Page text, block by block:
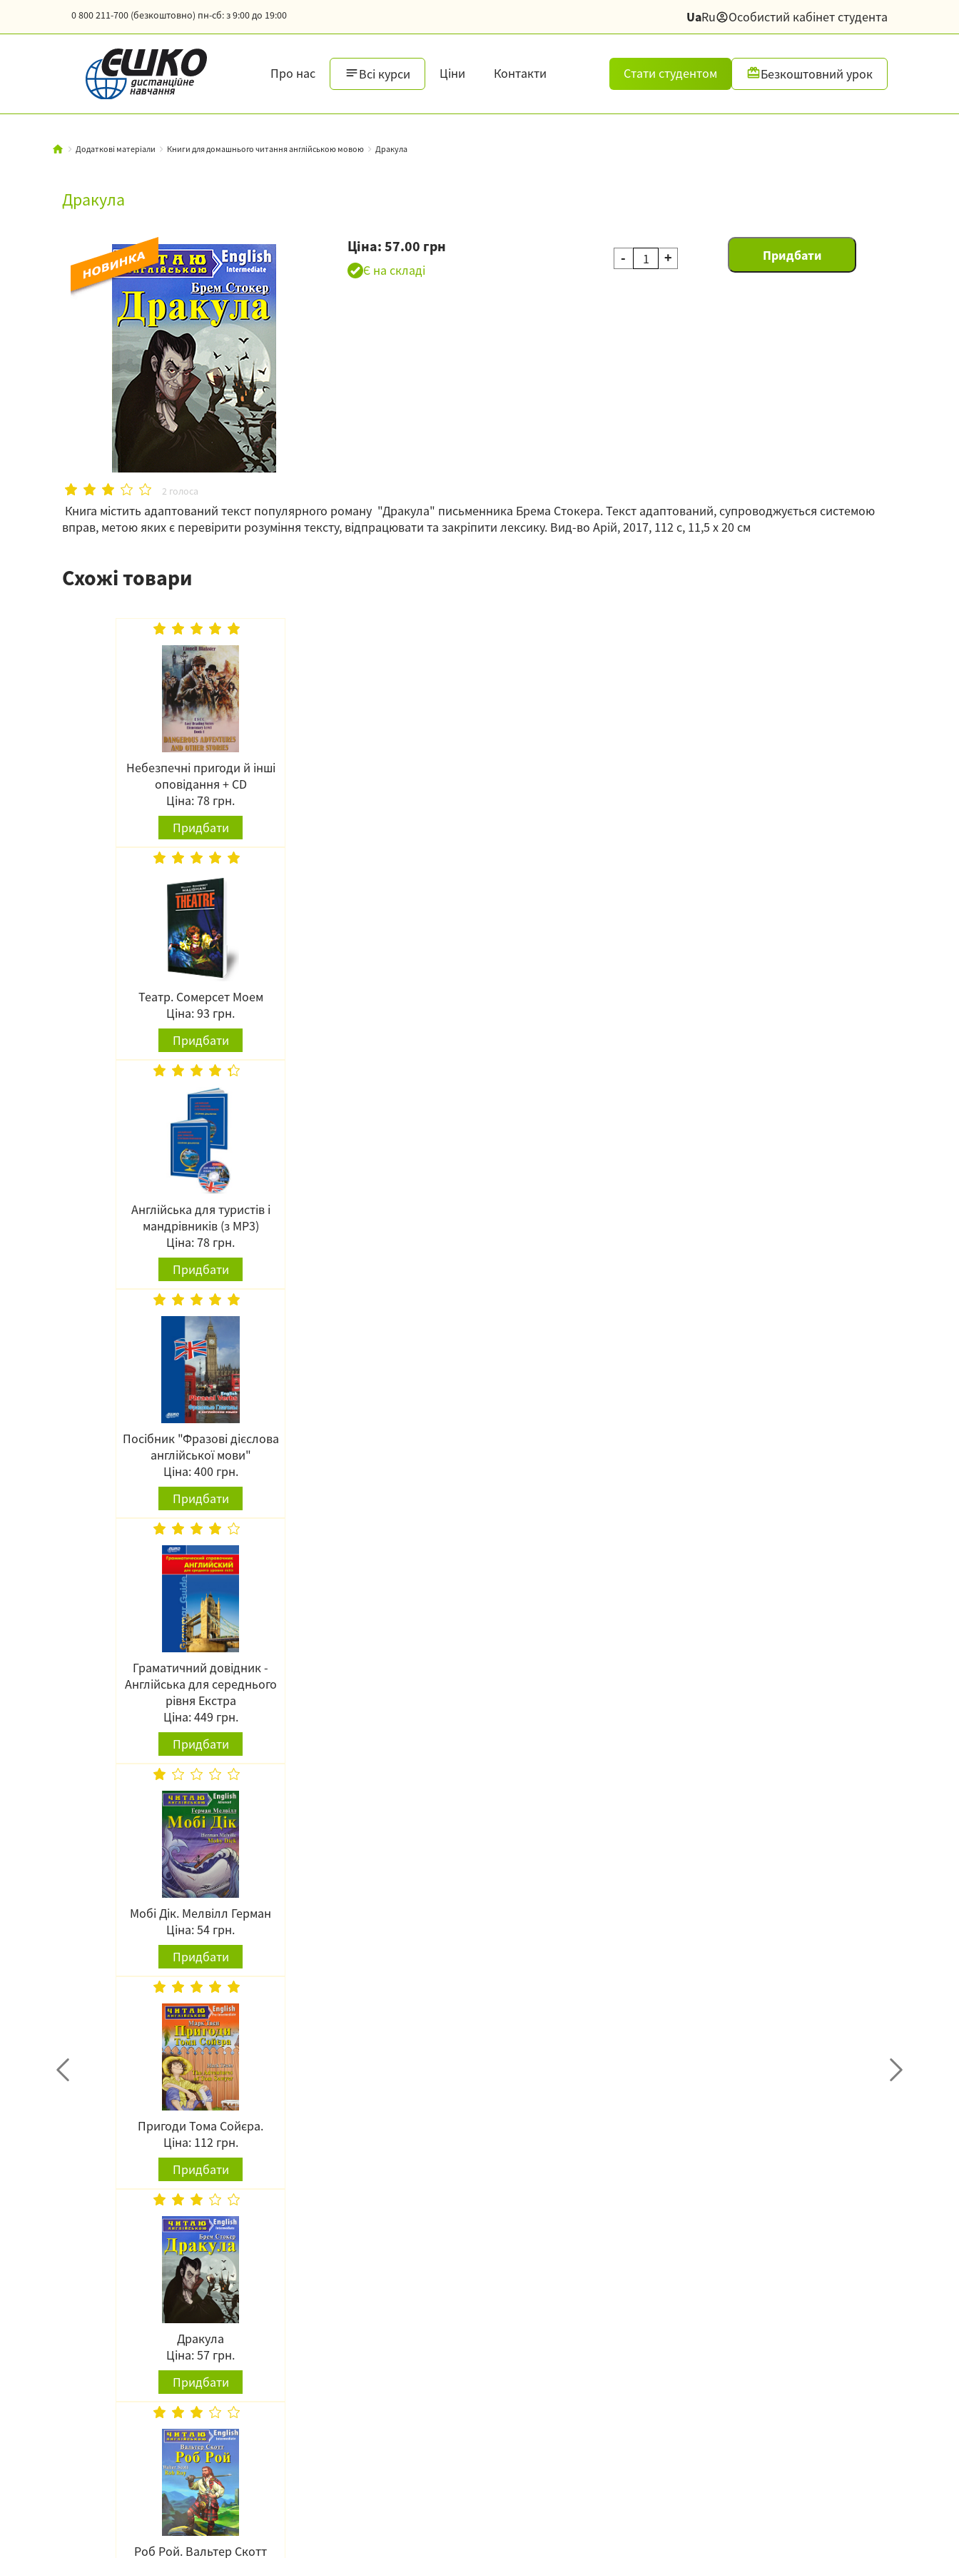
0 800 211-700 (безкоштовно) пн-сб: з 9:00 до 19:00 UaRu Особистий кабінет студента
Про нас Всі курси Ціни Контакти Стати студентом Безкоштовний урок
Додаткові матеріали Книги для домашнього читання англійською мовою Дракула
Дракула
2 голоса
Ціна: 57.00 грн
Є на складі
- +
Книга містить адаптований текст популярного роману "Дракула" письменника Брема Стокера. Текст адаптований, супроводжується системою
вправ, метою яких є перевірити розуміння тексту, відпрацювати та закріпити лексику. Вид-во Арій, 2017, 112 с, 11,5 х 20 см
Схожі товари
Небезпечні пригоди й інші
оповідання + CD
Ціна: 78 грн.
Придбати
Театр. Сомерсет Моем
Ціна: 93 грн.
Придбати
Англійська для туристів і
мандрівників (з MP3)
Ціна: 78 грн.
Придбати
Посібник "Фразові дієслова
англійської мови"
Ціна: 400 грн.
Придбати
Граматичний довідник -
Англійська для середнього
рівня Екстра
Ціна: 449 грн.
Придбати
Мобі Дік. Мелвілл Герман
Ціна: 54 грн.
Придбати
Пригоди Тома Сойєра.
Ціна: 112 грн.
Придбати
Дракула
Ціна: 57 грн.
Придбати
Роб Рой. Вальтер Скотт